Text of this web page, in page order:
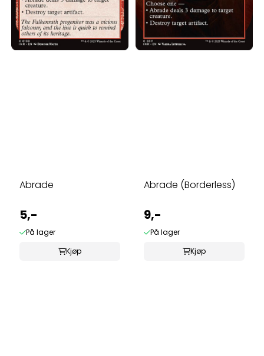
Abrade
5,-
På lager
Kjøp
Abrade (Borderless)
9,-
På lager
Kjøp